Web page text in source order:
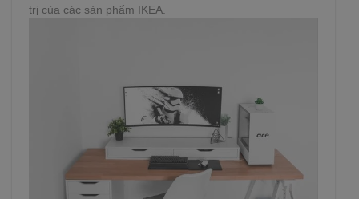
trị của các sản phẩm IKEA.